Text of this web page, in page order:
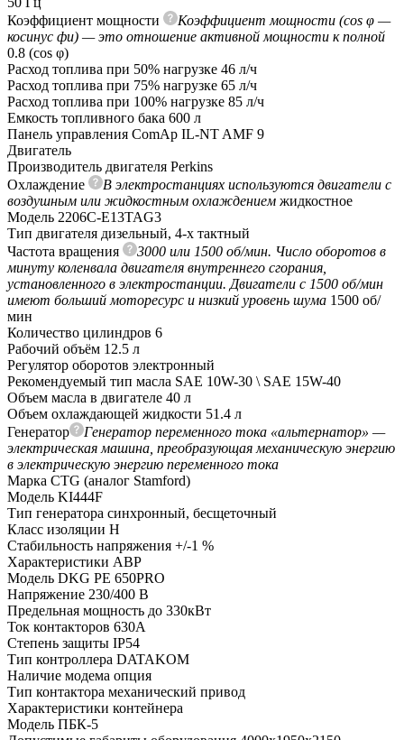
Коэффициент мощности
Коэффициент мощности (cos φ —
косинус фи) — это отношение активной мощности к полной
0.8 (сos φ)
Расход топлива при 50% нагрузке 46 л/ч
Расход топлива при 75% нагрузке 65 л/ч
Расход топлива при 100% нагрузке 85 л/ч
Емкость топливного бака 600 л
Панель управления ComAp IL-NT AMF 9
Двигатель
Производитель двигателя Perkins
Охлаждение
В электростанциях используются двигатели с
воздушным или жидкостным охлаждением жидкостное
Модель 2206C-E13TAG3
Тип двигателя дизельный, 4-х тактный
Частота вращения
3000 или 1500 об/мин. Число оборотов в
минуту коленвала двигателя внутреннего сгорания,
установленного в электростанции. Двигатели с 1500 об/мин
имеют больший моторесурс и низкий уровень шума 1500 об/
мин
Количество цилиндров 6
Рабочий объём 12.5 л
Регулятор оборотов электронный
Рекомендуемый тип масла SAE 10W-30 \ SAE 15W-40
Объем масла в двигателе 40 л
Объем охлаждающей жидкости 51.4 л
Генератор
Генератор переменного тока «альтернатор» —
электрическая машина, преобразующая механическую энергию
в электрическую энергию переменного тока
Марка CTG (аналог Stamford)
Модель KI444F
Тип генератора синхронный, бесщеточный
Класс изоляции H
Стабильность напряжения +/-1 %
Характеристики АВР
Модель DKG PE 650PRO
Напряжение 230/400 В
Предельная мощность до 330кВт
Ток контакторов 630A
Степень защиты IP54
Тип контроллера DATAKOM
Наличие модема опция
Тип контактора механический привод
Характеристики контейнера
Модель ПБК-5